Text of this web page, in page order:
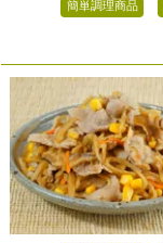
簡単調理商品